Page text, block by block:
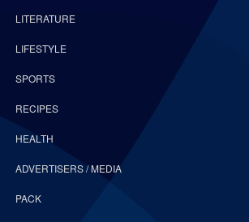
হুকিতে বিশ্ব, এখন বাঁচার উপায় মাত্র একটি!
গোলাপগঞ্জে এনসিপি’র গাড়িবহরে হামলা,
LITERATURE
LIFESTYLE
SPORTS
RECIPES
HEALTH
ADVERTISERS / MEDIA
PACK